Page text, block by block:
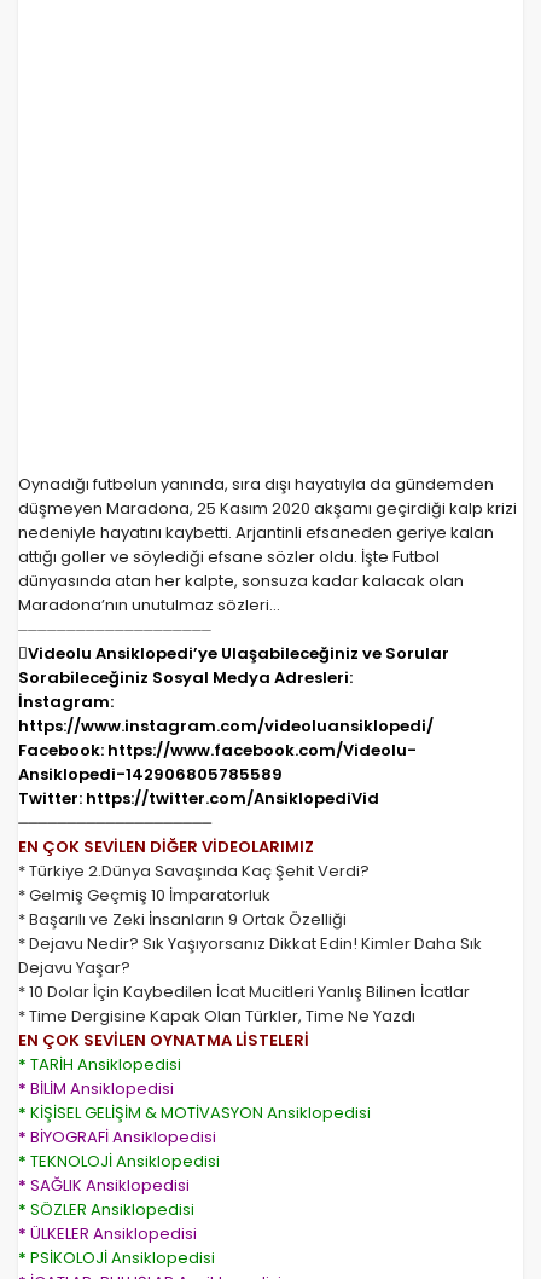
Oynadığı futbolun yanında, sıra dışı hayatıyla da gündemden
düşmeyen Maradona, 25 Kasım 2020 akşamı geçirdiği kalp krizi
nedeniyle hayatını kaybetti. Arjantinli efsaneden geriye kalan
attığı goller ve söylediği efsane sözler oldu. İşte Futbol
dünyasında atan her kalpte, sonsuza kadar kalacak olan
Maradona’nın unutulmaz sözleri…
⏤⏤⏤⏤⏤⏤⏤⏤⏤⏤⏤⏤⏤⏤⏤⏤⏤⏤⏤⏤
Videolu Ansiklopedi’ye Ulaşabileceğiniz ve Sorular
Sorabileceğiniz Sosyal Medya Adresleri:
İnstagram:
https://www.instagram.com/videoluansiklopedi/
Facebook: https://www.facebook.com/Videolu-
Ansiklopedi-142906805785589
Twitter: https://twitter.com/AnsiklopediVid
⏤⏤⏤⏤⏤⏤⏤⏤⏤⏤⏤⏤⏤⏤⏤⏤⏤⏤⏤⏤
EN ÇOK SEVİLEN DİĞER VİDEOLARIMIZ
* Türkiye 2.Dünya Savaşında Kaç Şehit Verdi?
* Gelmiş Geçmiş 10 İmparatorluk
* Başarılı ve Zeki İnsanların 9 Ortak Özelliği
* Dejavu Nedir? Sık Yaşıyorsanız Dikkat Edin! Kimler Daha Sık
Dejavu Yaşar?
* 10 Dolar İçin Kaybedilen İcat Mucitleri Yanlış Bilinen İcatlar
* Time Dergisine Kapak Olan Türkler, Time Ne Yazdı
EN ÇOK SEVİLEN OYNATMA LİSTELERİ
* TARİH Ansiklopedisi
* BİLİM Ansiklopedisi
* KİŞİSEL GELİŞİM & MOTİVASYON Ansiklopedisi
* BİYOGRAFİ Ansiklopedisi
* TEKNOLOJİ Ansiklopedisi
* SAĞLIK Ansiklopedisi
* SÖZLER Ansiklopedisi
* ÜLKELER Ansiklopedisi
* PSİKOLOJİ Ansiklopedisi